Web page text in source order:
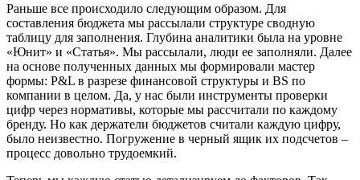
Раньше все происходило следующим образом. Для
составления бюджета мы рассылали структуре сводную
таблицу для заполнения. Глубина аналитики была на уровне
«Юнит» и «Статья». Мы рассылали, люди ее заполняли. Далее
на основе полученных данных мы формировали мастер
формы: P&L в разрезе финансовой структуры и BS по
компании в целом. Да, у нас были инструменты проверки
цифр через нормативы, которые мы рассчитали по каждому
бренду. Но как держатели бюджетов считали каждую цифру,
было неизвестно. Погружение в черный ящик их подсчетов –
процесс довольно трудоемкий.